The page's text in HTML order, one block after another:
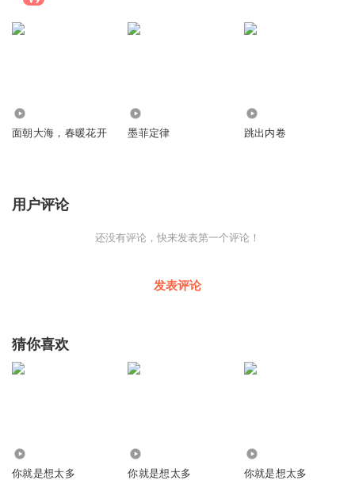
面朝大海，春暖花开 墨菲定律 跳出内卷
用户评论
还没有评论，快来发表第一个评论！
发表评论
猜你喜欢
你就是想太多 你就是想太多 你就是想太多